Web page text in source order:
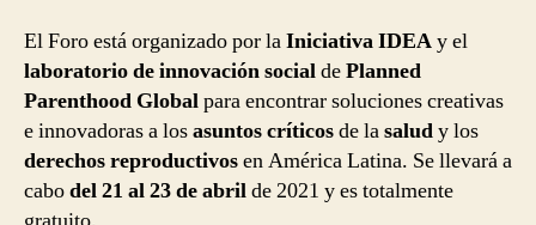
El Foro está organizado por laIniciativa IDEAy el
laboratorio de innovación socialdePlanned
Parenthood Globalpara encontrar soluciones creativas
e innovadoras a losasuntos críticosde lasaludy los
derechos reproductivosen América Latina. Se llevará a
cabodel 21 al 23 de abrilde 2021 y es totalmente